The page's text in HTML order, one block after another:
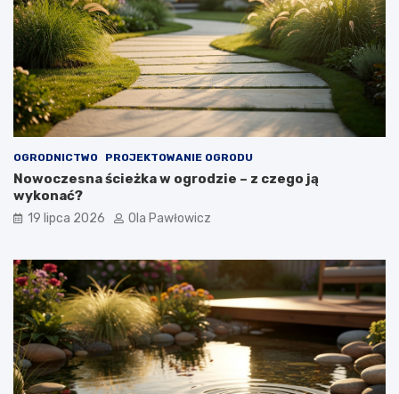
OGRODNICTWO PROJEKTOWANIE OGRODU
Nowoczesna ścieżka w ogrodzie – z czego ją
wykonać?
19 lipca 2026 Ola Pawłowicz